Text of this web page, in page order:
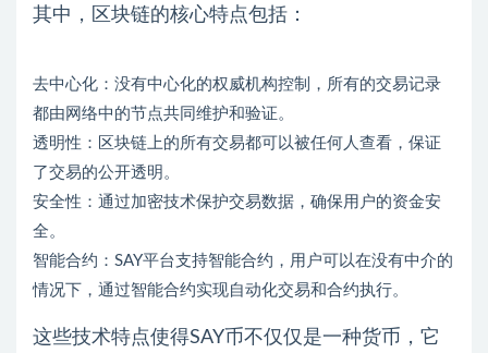
其中，区块链的核心特点包括：
去中心化：没有中心化的权威机构控制，所有的交易记录
都由网络中的节点共同维护和验证。
透明性：区块链上的所有交易都可以被任何人查看，保证
了交易的公开透明。
安全性：通过加密技术保护交易数据，确保用户的资金安
全。
智能合约：SAY平台支持智能合约，用户可以在没有中介的
情况下，通过智能合约实现自动化交易和合约执行。
这些技术特点使得SAY币不仅仅是一种货币，它